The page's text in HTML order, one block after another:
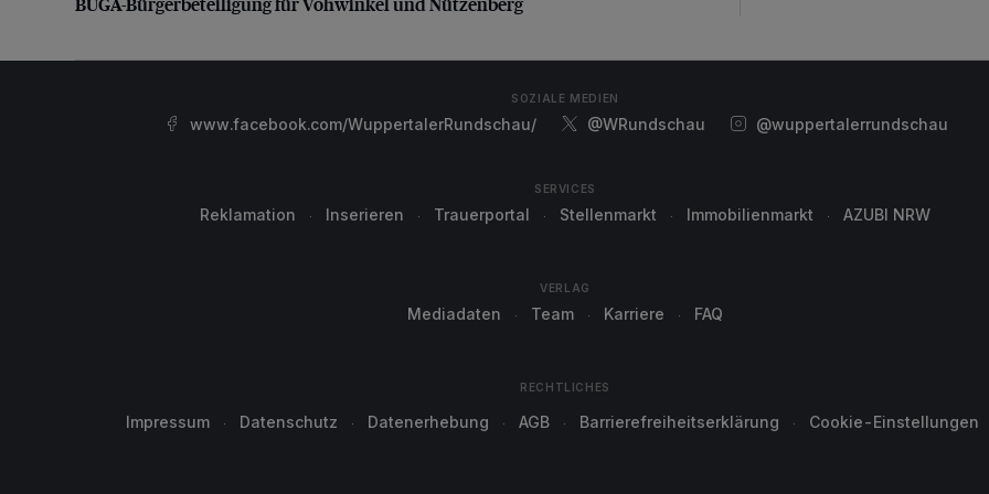
SOZIALE MEDIEN
www.facebook.com/WuppertalerRundschau/ @WRundschau @wuppertalerrundschau
SERVICES
Reklamation Inserieren Trauerportal Stellenmarkt Immobilienmarkt AZUBI NRW
VERLAG
Mediadaten Team Karriere FAQ
RECHTLICHES
Impressum Datenschutz Datenerhebung AGB Barrierefreiheitserklärung Cookie-Einstellungen